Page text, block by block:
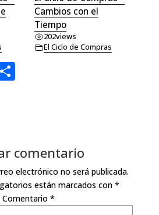
Cambios con el
Tiempo
202views
El Ciclo de Compras
C
ar
ti
r
comentario
electrónico no será publicada.
están marcados con*
Comentario *